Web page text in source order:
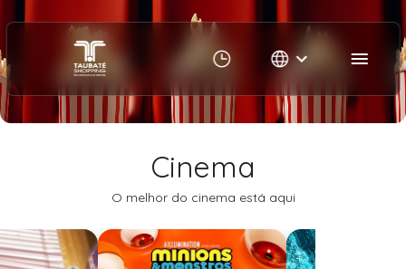
Cinema | Taubaté Shopping
Cinema
O melhor do cinema está aqui